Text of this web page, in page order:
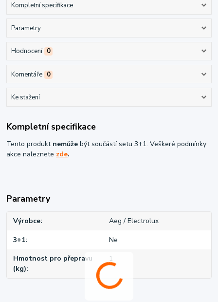
Kompletní specifikace
Parametry
Hodnocení 0
Komentáře 0
Ke stažení
Kompletní specifikace
Tento produkt nemůže být součástí setu 3+1. Veškeré podmínky
akce naleznete zde.
Parametry
Výrobce Aeg / Electrolux
3+1 Ne
Hmotnost pro přepravu
(kg)
1